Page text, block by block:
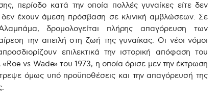
περίοδο κατά την οποία πολλές γυναίκες είτε δεν
δεν έχουν άμεση πρόσβαση σε κλινική αμβλώσεων. Σε
δρομολογείται πλήρης απαγόρευση των
την απειλή στη ζωή της γυναίκας. Οι νέοι νόμοι
επιλεκτικά την ιστορική απόφαση του
vs Wade» του 1973, η οποία όρισε μεν την έκτρωση
όμως υπό προϋποθέσεις και την απαγόρευσή της